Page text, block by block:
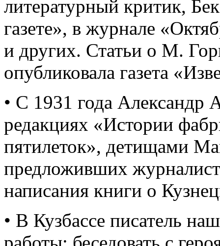
литературный критик,
газете», в журнале
и других. Статьи о М.
опубликовала газета
• С 1931 года Александр
редакциях «Истории
пятилеток», детищами
предложивших
написания книги о
• В Кузбассе писатель